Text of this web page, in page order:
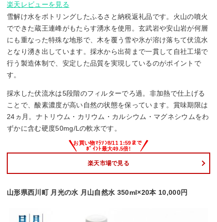
楽天レビューを見る
雪解け水をボトリングしたふるさと納税返礼品です。火山の噴火
でできた蔵王連峰がもたらす湧水を使用。玄武岩や安山岩が何層
にも重なった特殊な地形で、木を覆う雪や氷が溶け落ちて伏流水
となり湧き出しています。採水から出荷まで一貫して自社工場で
行う製造体制で、安定した品質を実現しているのがポイントで
す。
採水した伏流水は5段階のフィルターでろ過。非加熱で仕上げる
ことで、酸素濃度が高い自然の状態を保っています。賞味期限は
24ヵ月。ナトリウム・カリウム・カルシウム・マグネシウムをわ
ずかに含む硬度50mg/Lの軟水です。
楽天市場で見る
山形県西川町 月光の水 月山自然水 350ml×20本 10,000円